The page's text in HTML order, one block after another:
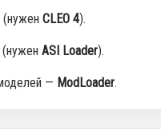
(нужен CLEO 4).
(нужен ASI Loader).
— ModLoader.